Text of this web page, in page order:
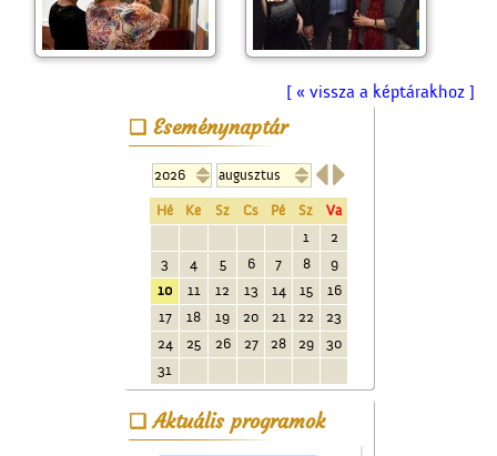
[ « vissza a képtárakhoz ]
Eseménynaptár

Hé Ke Sz Cs Pé Sz
Va
1
2
3
4 5 6 7 8
9
10
11 12 13 14 15
16
17
18 19 20 21 22
23
24
25 26 27 28 29
30
31
Aktuális programok